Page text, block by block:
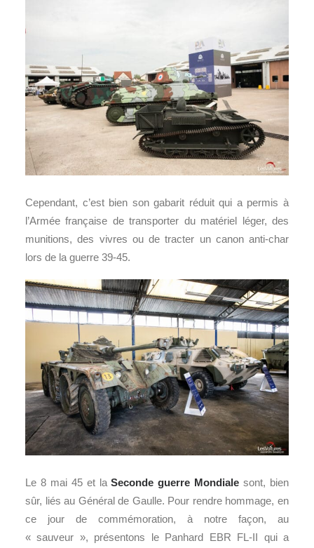
Cependant, c’est bien son gabarit réduit qui a permis à
l’Armée française de transporter du matériel léger, des
munitions, des vivres ou de tracter un canon anti-char
lors de la guerre 39-45.
Le 8 mai 45 et laSeconde guerre Mondiale sont, bien
sûr, liés au Général de Gaulle. Pour rendre hommage, en
ce jour de commémoration, à notre façon, au
« sauveur », présentons le Panhard EBR FL-II qui a